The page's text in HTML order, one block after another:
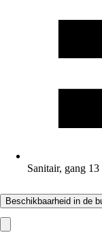
Sanitair, gang 13
Beschikbaarheid in de